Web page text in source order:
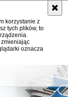
korzystanie z
tych plików, to
zmieniając
oznacza